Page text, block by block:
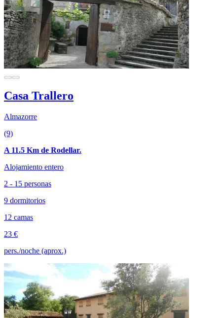
Casa Trallero
Almazorre
(9)
A 11.5 Km de Rodellar.
Alojamiento entero
2 - 15 personas
9 dormitorios
12 camas
23 €
pers./noche (aprox.)